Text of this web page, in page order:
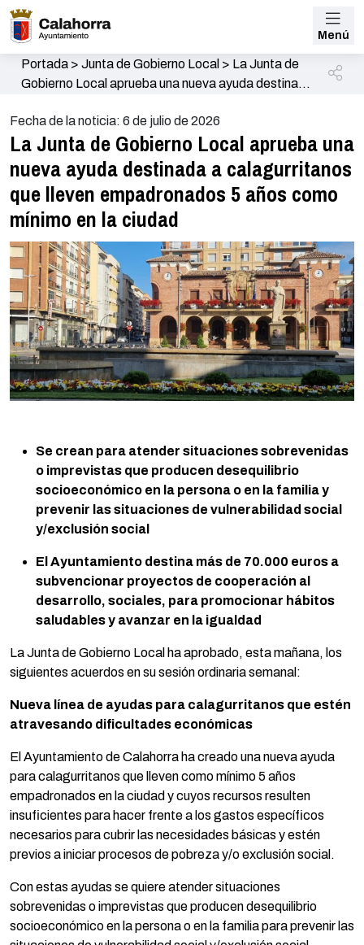
Menú
Portada> Junta de Gobierno Local > La Junta de
Gobierno Local aprueba una nueva ayuda destinada
como mínimo en la ciudad
Fecha de la noticia: 6 de julio de 2026
La Junta de Gobierno Local aprueba una
nueva ayuda destinada a calagurritanos
que lleven empadronados 5 años como
mínimo en la ciudad
Se crean para atender situaciones sobrevenidas
o imprevistas que producen desequilibrio
socioeconómico en la persona o en la familia y
prevenir las situaciones de vulnerabilidad social
y/exclusión social
El Ayuntamiento destina más de 70.000 euros a
subvencionar proyectos de cooperación al
desarrollo, sociales, para promocionar hábitos
saludables y avanzar en la igualdad
La Junta de Gobierno Local ha aprobado, esta mañana, los
siguientes acuerdos en su sesión ordinaria semanal:
Nueva línea de ayudas para calagurritanos que estén
atravesando dificultades económicas
El Ayuntamiento de Calahorra ha creado una nueva ayuda
para calagurritanos que lleven como mínimo 5 años
empadronados en la ciudad y cuyos recursos resulten
insuficientes para hacer frente a los gastos específicos
necesarios para cubrir las necesidades básicas y estén
previos a iniciar procesos de pobreza y/o exclusión social.
Con estas ayudas se quiere atender situaciones
sobrevenidas o imprevistas que producen desequilibrio
socioeconómico en la persona o en la familia para prevenir las